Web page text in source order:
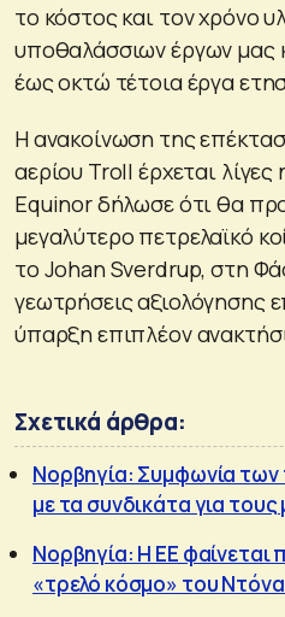
το κόστος και τον χρόνο
υποθαλάσσιων έργων μας
έως οκτώ τέτοια έργα
Η ανακοίνωση της
αερίου Troll έρχεται
Equinor δήλωσε ότι θα
μεγαλύτερο πετρελαϊκό
το Johan Sverdrup, στη
γεωτρήσεις αξιολόγησης
ύπαρξη επιπλέον
Σχετικά άρθρα:
Νορβηγία: Συμφωνία των
με τα συνδικάτα για τους
Νορβηγία: Η ΕΕ φαίνεται
«τρελό κόσμο» του